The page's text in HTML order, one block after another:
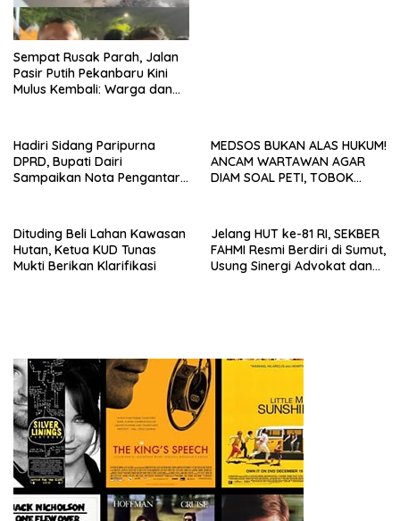
Sempat Rusak Parah, Jalan
Pasir Putih Pekanbaru Kini
Mulus Kembali: Warga dan
Hadiri Sidang Paripurna
DPRD, Bupati Dairi
Sampaikan Nota Pengantar
MEDSOS BUKAN ALAS HUKUM!
ANCAM WARTAWAN AGAR
DIAM SOAL PETI, TOBOK
Dituding Beli Lahan Kawasan
Hutan, Ketua KUD Tunas
Mukti Berikan Klarifikasi
Jelang HUT ke-81 RI, SEKBER
FAHMI Resmi Berdiri di Sumut,
Usung Sinergi Advokat dan